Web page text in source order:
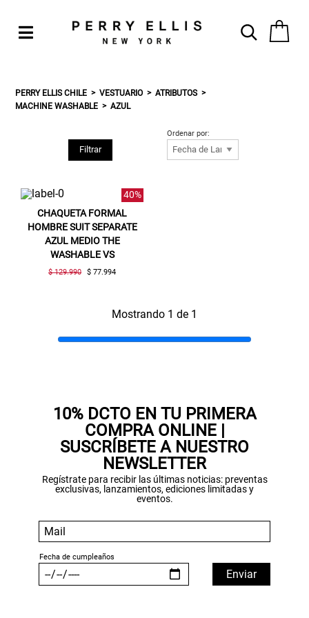
PERRY ELLIS CHILE VESTUARIO
ATRIBUTOS
MACHINE WASHABLE
AZUL
Filtrar
Ordenar por:
40%
CHAQUETA FORMAL
HOMBRE SUIT SEPARATE
AZUL MEDIO THE
WASHABLE VS
$ 129.990 $ 77.994
Mostrando 1 de 1
10% DCTO EN TU PRIMERA
COMPRA ONLINE |
SUSCRÍBETE A NUESTRO
NEWSLETTER
Regístrate para recibir las últimas noticias: preventas
exclusivas, lanzamientos, ediciones limitadas y
eventos.
Aquí esta tu cupón, usalo en tu siguiente
compra. Valido por 72 hrs.
SUSPE01